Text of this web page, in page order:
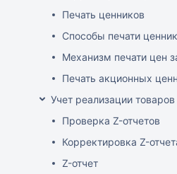
Печать ценников
Способы печати
Механизм печати цен
Печать акционных
Учет реализации
Проверка Z-отчетов
Корректировка Z-
Z-отчет